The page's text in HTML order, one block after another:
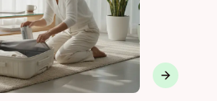
Next